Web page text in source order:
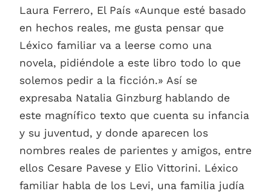
Laura Ferrero, El País «Aunque esté basado
en hechos reales, me gusta pensar que
Léxico familiar va a leerse como una
novela, pidiéndole a este libro todo lo que
solemos pedir a la ficción.» Así se
expresaba Natalia Ginzburg hablando de
este magnífico texto que cuenta su infancia
y su juventud, y donde aparecen los
nombres reales de parientes y amigos, entre
ellos Cesare Pavese y Elio Vittorini. Léxico
familiar habla de los Levi, una familia judía